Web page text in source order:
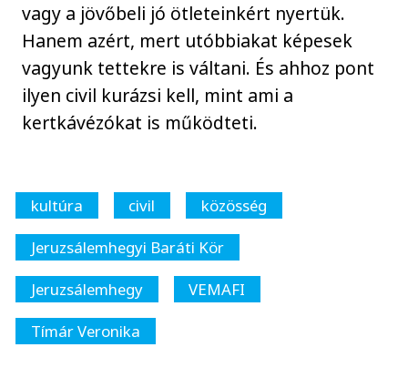
vagy a jövőbeli jó ötleteinkért nyertük.
Hanem azért, mert utóbbiakat képesek
vagyunk tettekre is váltani. És ahhoz pont
ilyen civil kurázsi kell, mint ami a
kertkávézókat is működteti.
kultúra civil
közösség
Jeruzsálemhegyi Baráti Kör
Jeruzsálemhegy
VEMAFI
Tímár Veronika